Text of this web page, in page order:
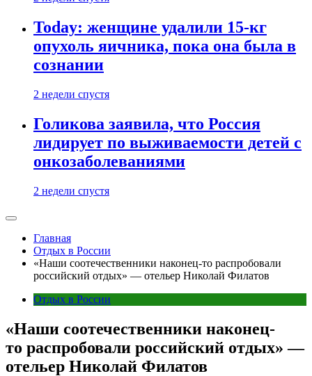
Today: женщине удалили 15-кг
опухоль яичника, пока она была в
сознании
2 недели спустя
Голикова заявила, что Россия
лидирует по выживаемости детей с
онкозаболеваниями
2 недели спустя
Главная
Отдых в России
«Наши соотечественники наконец-то распробовали
российский отдых» — отельер Николай Филатов
Отдых в России
«Наши соотечественники наконец-
то распробовали российский отдых» —
отельер Николай Филатов